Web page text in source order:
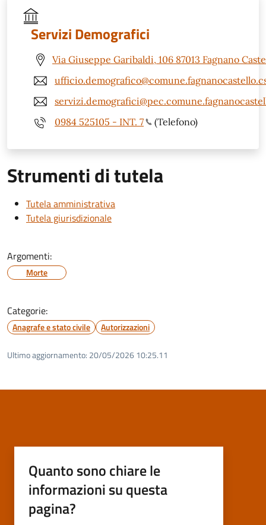
Servizi Demografici
Via Giuseppe Garibaldi, 106 87013 Fagnano
0984 525105 - INT. 7
(Telefono)
Strumenti di tutela
Tutela amministrativa
Tutela giurisdizionale
Argomenti:
Morte
Categorie:
Anagrafe e stato civile Autorizzazioni
Ultimo aggiornamento: 20/05/2026 10:25.11
Quanto sono chiare le
informazioni su questa
pagina?